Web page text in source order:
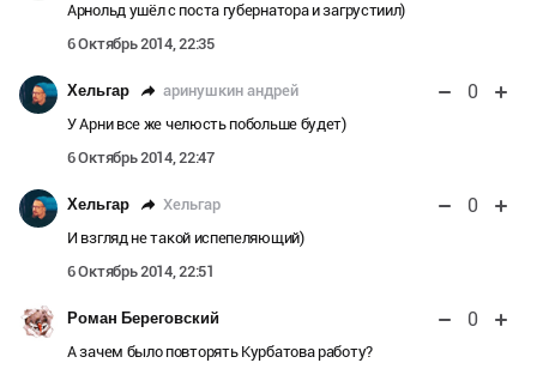
Арнольд ушёл с поста губернатора и загрустиил)
6 Октябрь 2014, 22:35
Хельгар аринушкин андрей 0
У Арни все же челюсть побольше будет)
6 Октябрь 2014, 22:47
Хельгар Хельгар 0
И взгляд не такой испепеляющий)
6 Октябрь 2014, 22:51
Роман Береговский 0
A зачем было повторять Курбатова работу?